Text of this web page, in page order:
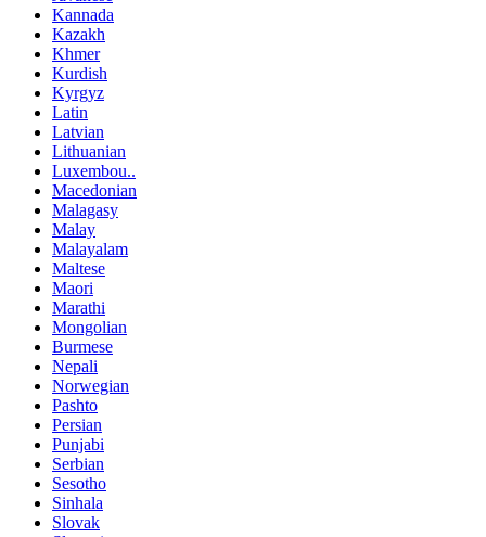
Kannada
Kazakh
Khmer
Kurdish
Kyrgyz
Latin
Latvian
Lithuanian
Luxembou..
Macedonian
Malagasy
Malay
Malayalam
Maltese
Maori
Marathi
Mongolian
Burmese
Nepali
Norwegian
Pashto
Persian
Punjabi
Serbian
Sesotho
Sinhala
Slovak